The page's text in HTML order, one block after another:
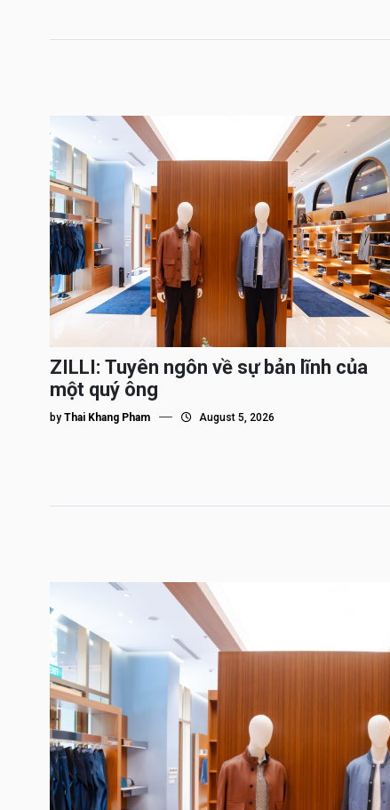
ZILLI: Tuyên ngôn về sự bản lĩnh của
một quý ông
by Thai Khang Pham August 5, 2026